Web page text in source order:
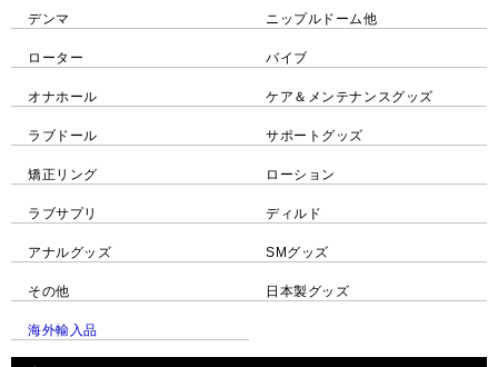
デンマ ニップルドーム他
ローター バイブ
オナホール ケア＆メンテナンスグッズ
ラブドール サポートグッズ
矯正リング ローション
ラブサプリ ディルド
アナルグッズ SMグッズ
その他 日本製グッズ
海外輸入品